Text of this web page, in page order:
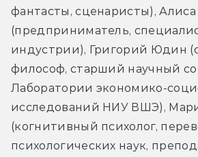
фантасты, сценаристы),
(предприниматель,
индустрии), Григорий Юдин
философ, старший научный
Лаборатории экономико-
исследований НИУ ВШЭ),
(когнитивный психолог,
психологических наук,